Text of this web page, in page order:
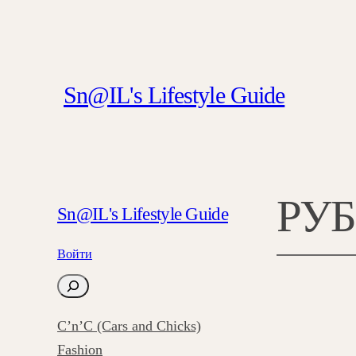
Sn@IL's Lifestyle Guide
Sn@IL's Lifestyle Guide
Войти
П
и
C’n’C (Cars and Chicks)
Fashion